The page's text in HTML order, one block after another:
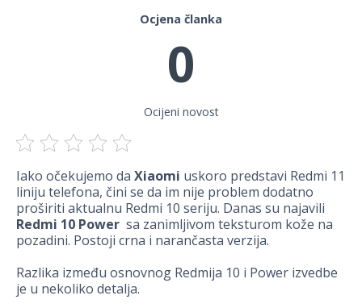
Ocjena članka
0
Ocijeni novost
Iako očekujemo da Xiaomi uskoro predstavi Redmi 11
liniju telefona, čini se da im nije problem dodatno
proširiti aktualnu Redmi 10 seriju. Danas su najavili
Redmi 10 Power sa zanimljivom teksturom kože na
pozadini. Postoji crna i narančasta verzija.
Razlika između osnovnog Redmija 10 i Power izvedbe
je u nekoliko detalja.